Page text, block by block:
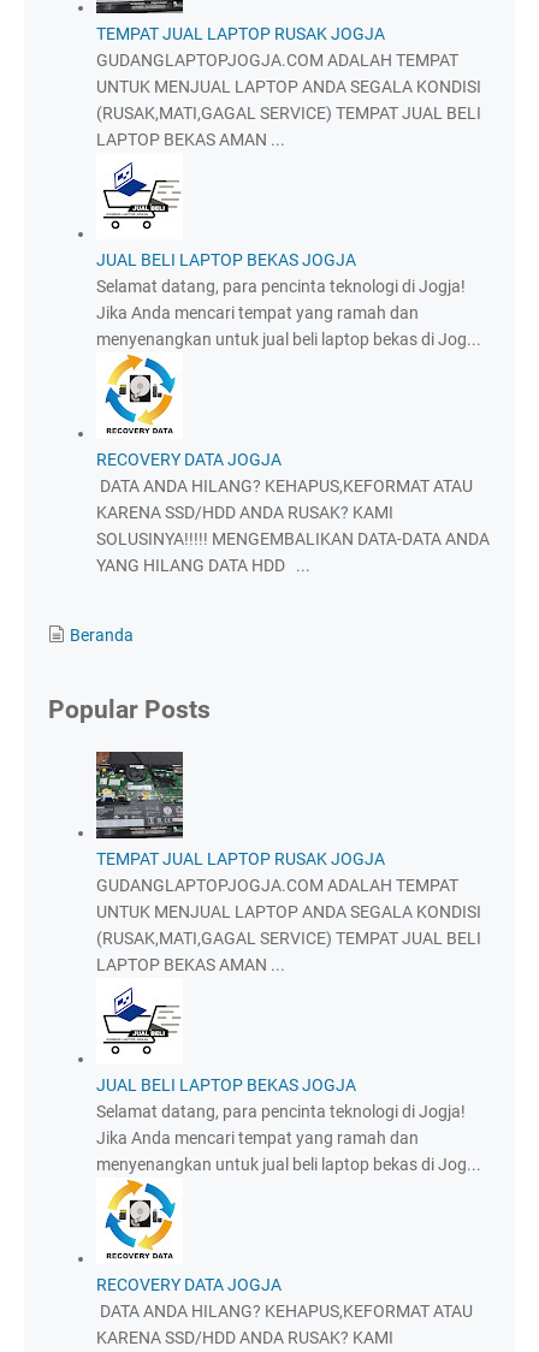
TEMPAT JUAL LAPTOP RUSAK JOGJA
GUDANGLAPTOPJOGJA.COM ADALAH TEMPAT
UNTUK MENJUAL LAPTOP ANDA SEGALA KONDISI
(RUSAK,MATI,GAGAL SERVICE) TEMPAT JUAL BELI
LAPTOP BEKAS AMAN ...
JUAL BELI LAPTOP BEKAS JOGJA
Selamat datang, para pencinta teknologi di Jogja!
Jika Anda mencari tempat yang ramah dan
menyenangkan untuk jual beli laptop bekas di Jog...
RECOVERY DATA JOGJA
DATA ANDA HILANG? KEHAPUS,KEFORMAT ATAU
KARENA SSD/HDD ANDA RUSAK? KAMI
SOLUSINYA!!!!! MENGEMBALIKAN DATA-DATA ANDA
YANG HILANG DATA HDD ...
Beranda
Popular Posts
TEMPAT JUAL LAPTOP RUSAK JOGJA
GUDANGLAPTOPJOGJA.COM ADALAH TEMPAT
UNTUK MENJUAL LAPTOP ANDA SEGALA KONDISI
(RUSAK,MATI,GAGAL SERVICE) TEMPAT JUAL BELI
LAPTOP BEKAS AMAN ...
JUAL BELI LAPTOP BEKAS JOGJA
Selamat datang, para pencinta teknologi di Jogja!
Jika Anda mencari tempat yang ramah dan
menyenangkan untuk jual beli laptop bekas di Jog...
RECOVERY DATA JOGJA
DATA ANDA HILANG? KEHAPUS,KEFORMAT ATAU
KARENA SSD/HDD ANDA RUSAK? KAMI